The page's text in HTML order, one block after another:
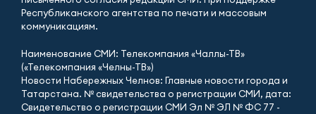
Республиканского агентства по печати и массовым
коммуникациям.
Наименование СМИ: Телекомпания «Чаллы-ТВ»
(«Телекомпания «Челны-ТВ»)
Новости Набережных Челнов: Главные новости города и
Татарстана. № свидетельства о регистрации СМИ, дата:
Свидетельство о регистрации СМИ Эл № ЭЛ № ФС 77 -